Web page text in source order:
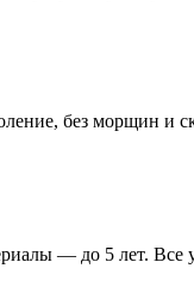
без морщин и
— до 5 лет. Все